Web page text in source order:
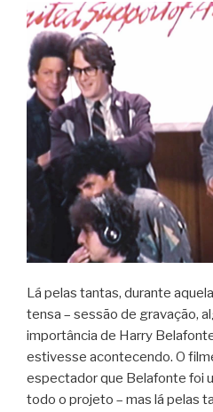
Lá pelas tantas, durante
tensa – sessão de gravação,
importância de Harry
estivesse acontecendo. O
espectador que Belafonte foi
todo o projeto – mas lá pelas